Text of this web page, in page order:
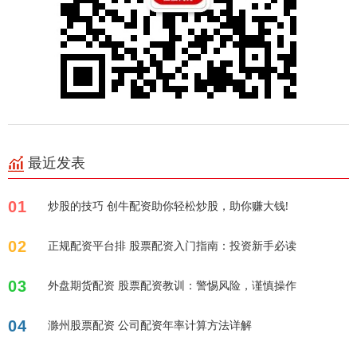
最近发表
01 炒股的技巧 创牛配资助你轻松炒股，助你赚大钱!
02 正规配资平台排 股票配资入门指南：投资新手必读
03 外盘期货配资 股票配资教训：警惕风险，谨慎操作
04 滁州股票配资 公司配资年率计算方法详解